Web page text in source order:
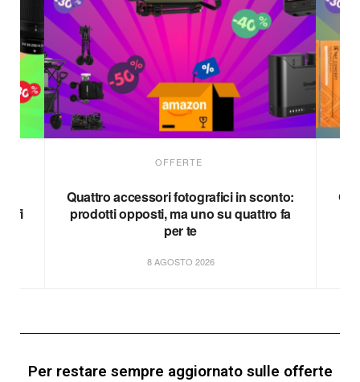
OFFERTE
Quattro accessori fotografici in sconto:
prodotti opposti, ma uno su quattro fa
per te
8 AGOSTO 2026
Per restare sempre aggiornato sulle offerte